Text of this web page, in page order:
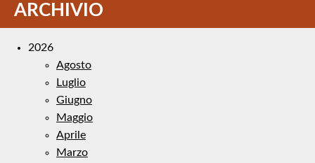
ARCHIVIO
2026
Agosto
Luglio
Giugno
Maggio
Aprile
Marzo